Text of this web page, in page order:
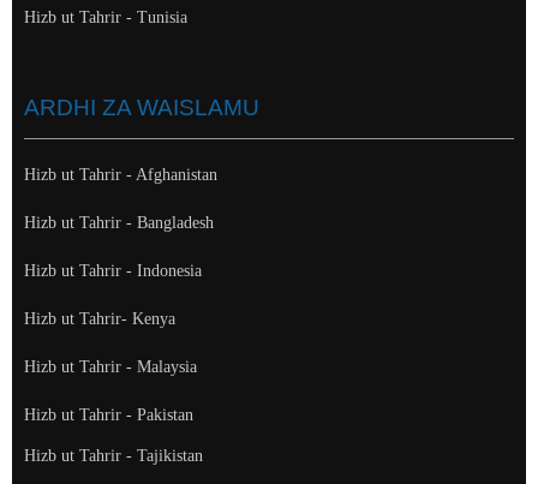
Hizb ut Tahrir - Tunisia
ARDHI ZA WAISLAMU
Hizb ut Tahrir - Afghanistan
Hizb ut Tahrir - Bangladesh
Hizb ut Tahrir - Indonesia
Hizb ut Tahrir- Kenya
Hizb ut Tahrir - Malaysia
Hizb ut Tahrir - Pakistan
Hizb ut Tahrir - Tajikistan